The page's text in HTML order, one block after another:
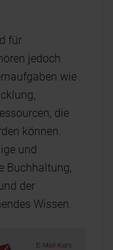
für
jedoch
wie
die
können.
und
Buchhaltung,
der
Wissen.